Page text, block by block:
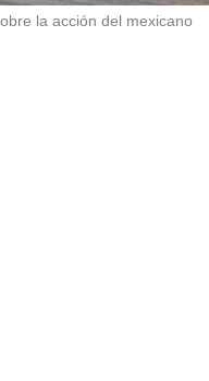
la acción del mexicano